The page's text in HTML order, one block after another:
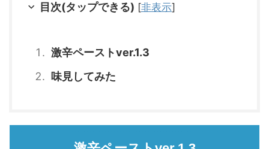
目次(タップできる) [非表示]
激辛ペーストver.1.3
味見してみた